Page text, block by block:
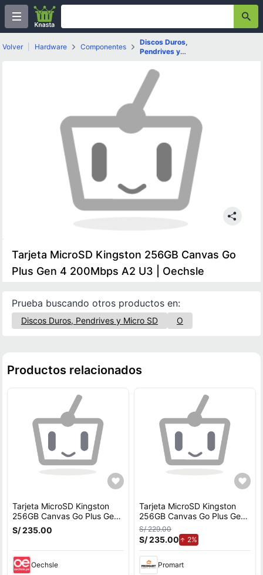
Volver Hardware Componentes
Discos Duros,
Pendrives y
Tarjeta MicroSD Kingston 256GB Canvas Go
Plus Gen 4 200Mbps A2 U3 | Oechsle
Prueba buscando otros productos en:
Discos Duros, Pendrives y Micro SD O
Productos relacionados
Tarjeta MicroSD Kingston
256GB Canvas Go Plus Gen
4 200Mbps A2 U3
S/ 235.00
Oechsle
Tarjeta MicroSD Kingston
256GB Canvas Go Plus Gen
4 200Mbps A2 U3
S/ 229.00
S/ 235.00 2%de aumento.
Promart